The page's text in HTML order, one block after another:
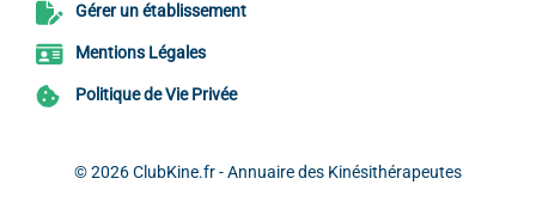
Gérer un établissement
Mentions Légales
Politique de Vie Privée
© 2026ClubKine.fr - Annuaire des Kinésithérapeutes